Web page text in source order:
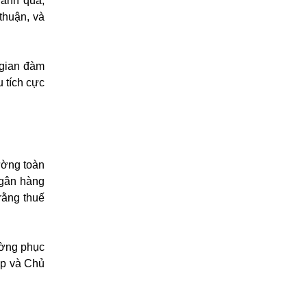
và
đàm
tích cực
toàn
hàng
thuế
phục
và Chủ